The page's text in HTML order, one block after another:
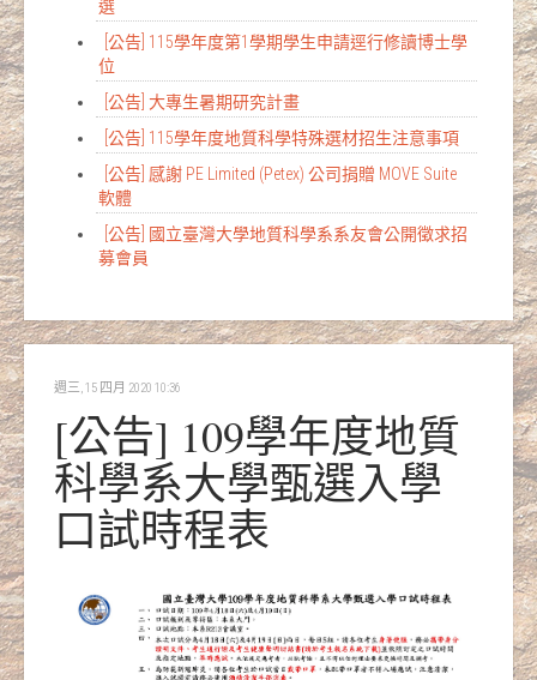
選
[公告] 115學年度第1學期學生申請逕行修讀博士學
位
[公告] 大專生暑期研究計畫
[公告] 115學年度地質科學特殊選材招生注意事項
[公告] 感謝 PE Limited (Petex) 公司捐贈 MOVE Suite
軟體
[公告] 國立臺灣大學地質科學系系友會公開徵求招
募會員
週三, 15 四月 2020 10:36
[公告] 109學年度地質
科學系大學甄選入學
口試時程表